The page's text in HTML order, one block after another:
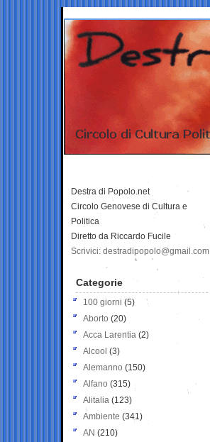
Destra di Popolo.net
Circolo Genovese di Cultura e
Politica
Diretto da Riccardo Fucile
Scrivici: destradipopolo@gmail.com
Categorie
100 giorni (5)
Aborto (20)
Acca Larentia (2)
Alcool (3)
Alemanno (150)
Alfano (315)
Alitalia (123)
Ambiente (341)
AN (210)